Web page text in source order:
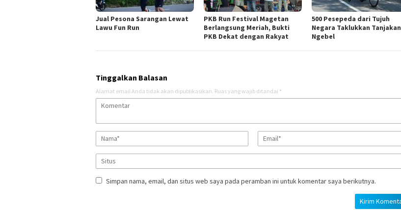
Jual Pesona Sarangan Lewat
Lawu Fun Run
PKB Run Festival Magetan
Berlangsung Meriah, Bukti
PKB Dekat dengan Rakyat
500 Pesepeda dari Tujuh
Negara Taklukkan Tanjakan
Ngebel
Tinggalkan Balasan
Alamat email Anda tidak akan dipublikasikan. Ruas yang wajib ditandai *
Simpan nama, email, dan situs web saya pada peramban ini untuk komentar saya berikutnya.